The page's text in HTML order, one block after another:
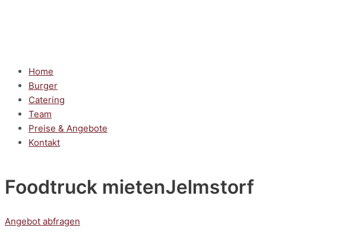
Home
Burger
Catering
Team
Preise & Angebote
Kontakt
Foodtruck mietenJelmstorf
Angebot abfragen